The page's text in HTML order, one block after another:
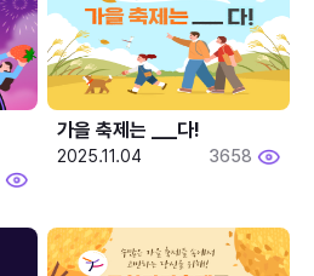
2025.11.04 3658